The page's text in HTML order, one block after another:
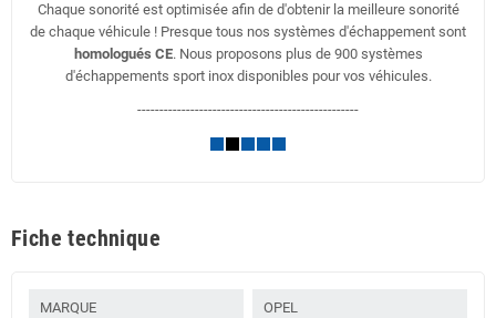
Chaque sonorité est optimisée afin de d'obtenir la meilleure sonorité
de chaque véhicule ! Presque tous nos systèmes d'échappement sont
homologués CE. Nous proposons plus de 900 systèmes
d'échappements sport inox disponibles pour vos véhicules.
--------------------------------------------------
Fiche technique
MARQUE OPEL